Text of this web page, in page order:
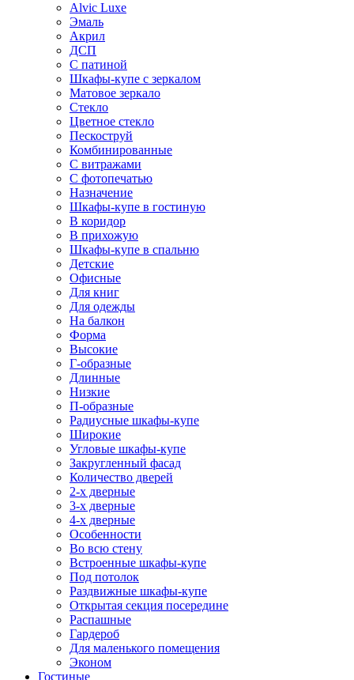
Alvic Luxe
Эмаль
Акрил
ДСП
С патиной
Шкафы-купе с зеркалом
Матовое зеркало
Стекло
Цветное стекло
Пескоструй
Комбинированные
С витражами
С фотопечатью
Назначение
Шкафы-купе в гостиную
В коридор
В прихожую
Шкафы-купе в спальню
Детские
Офисные
Для книг
Для одежды
На балкон
Форма
Высокие
Г-образные
Длинные
Низкие
П-образные
Радиусные шкафы-купе
Широкие
Угловые шкафы-купе
Закругленный фасад
Количество дверей
2-х дверные
3-х дверные
4-х дверные
Особенности
Во всю стену
Встроенные шкафы-купе
Под потолок
Раздвижные шкафы-купе
Открытая секция посередине
Распашные
Гардероб
Для маленького помещения
Эконом
Гостиные